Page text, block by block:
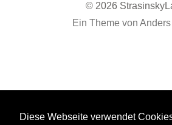
Diese Webseite verwendet
© 2026
Ein Theme von